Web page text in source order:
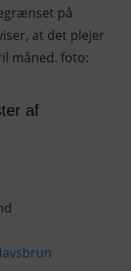
af